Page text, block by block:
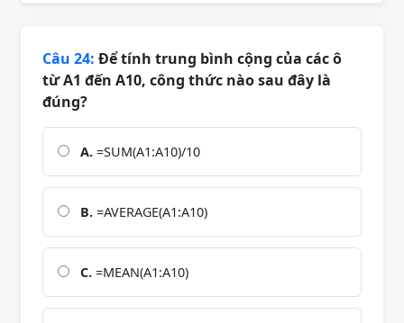
Câu 24: Để tính trung bình cộng của các ô
từ A1 đến A10, công thức nào sau đây là
đúng?
A. =SUM(A1:A10)/10
B. =AVERAGE(A1:A10)
C. =MEAN(A1:A10)